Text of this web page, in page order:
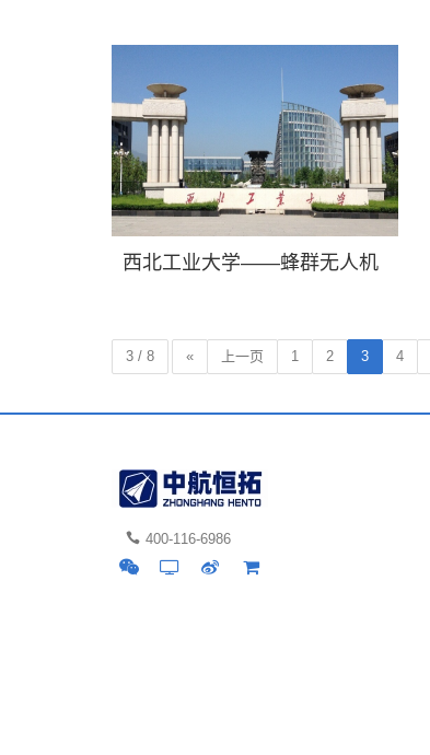
西北工业大学——蜂群无人机
3 / 8 « 上一页 1 2 3 4
400-116-6986